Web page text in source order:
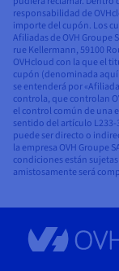
responsabilidad de
importe del cupón. Los
Afiliadas de OVH Groupe
rue Kellermann, 59100
OVHcloud con la que el
cupón (denominada aquí
se entenderá por
controla, que controlan
el control común de una
sentido del artículo
puede ser directo o
la empresa OVH Groupe
condiciones están
amistosamente será